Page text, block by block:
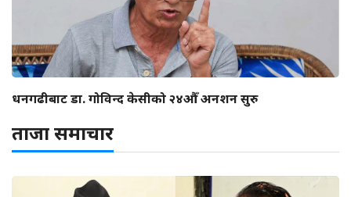
धनगढीबाट डा. गोविन्द केसीको २४औँ अनशन सुरु
ताजा समाचार